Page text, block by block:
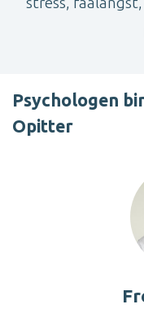
Psychologen
Opitter